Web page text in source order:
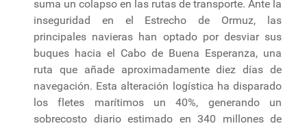
suma un colapso en las rutas de transporte. Ante la
inseguridad en el Estrecho de Ormuz, las
principales navieras han optado por desviar sus
buques hacia el Cabo de Buena Esperanza, una
ruta que añade aproximadamente diez días de
navegación. Esta alteración logística ha disparado
los fletes marítimos un 40%, generando un
sobrecosto diario estimado en 340 millones de